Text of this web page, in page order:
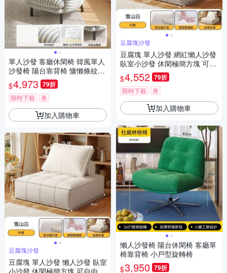
單人沙發 客廳休閑椅 韓風單人
沙發椅 陽台靠背椅 慵懶條紋躺
$4,973 79折
限時下殺 券
加入購物車
豆腐塊沙發
豆腐塊 單人沙發 懶人沙發 臥室
豆腐塊沙發
豆腐塊 單人沙發 網紅懶人沙發
臥室小沙發 休閑極簡方塊 可自
由拼接 榻榻米 大號
$4,552 79折
限時下殺 券
加入購物車
懶人沙發椅 陽台休閑椅 客廳單
椅靠背椅 小戶型旋轉椅
$3,950 79折